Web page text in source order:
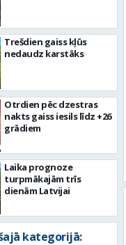
Trešdien gaiss kļūs
nedaudz karstāks
Otrdien pēc dzestras
nakts gaiss iesils līdz +26
grādiem
Laika prognoze
turpmākajām trīs
dienām Latvijai
kategorijā: